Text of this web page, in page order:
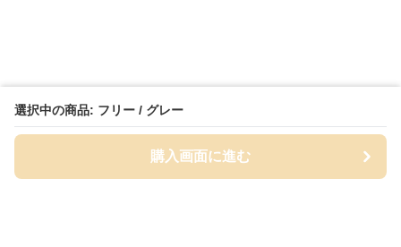
選択中の商品: フリー / グレー
購入画面に進む